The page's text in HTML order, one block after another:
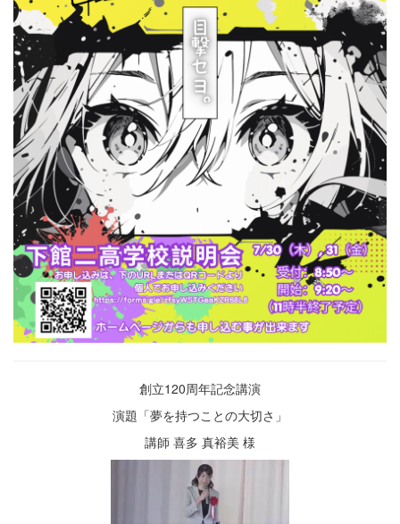
創立120周年記念講演
演題「夢を持つことの大切さ」
講師 喜多 真裕美 様